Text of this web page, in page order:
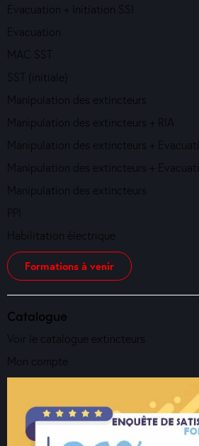
Evacuation + Initiation SSI
Evacuation
MAC SST
SST (initiale)
Manipulation des extincteurs
Manipulation des extincteurs + RIA
Manipulation des extincteurs +
Manipulation des extincteurs +
Manipulation des extincteurs
PPI
Habilitation électrique
Formations à venir
Catalogue
Voir le catalogue extincteurs
Mon compte